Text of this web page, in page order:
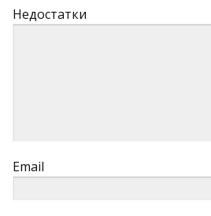
Недостатки
Email